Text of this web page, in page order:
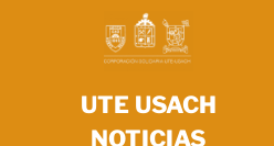
UTE USACH
NOTICIAS